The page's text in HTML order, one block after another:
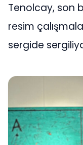
Tenolcay, son
resim
sergide